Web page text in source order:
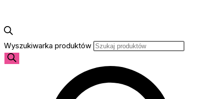
Wyszukiwarka produktów